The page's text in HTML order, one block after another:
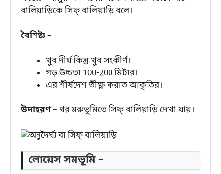
বালিয়াড়িকে সিফ্ বালিয়াড়ি বলে।
বৈশিষ্ট্য –
খুব দীর্ঘ কিন্তু খুব সংকীর্ণ।
গড় উচ্চতা 100-200 মিটার।
এর শীর্ষদেশ তীক্ষ্ণ করাত আকৃতির।
উদাহরণ – থর মরুভূমিতে সিফ্ বালিয়াড়ি দেখা যায়।
লোয়েস সমভূমি –